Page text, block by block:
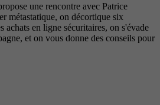
une rencontre avec Patrice
métastatique, on décortique six
achats en ligne sécuritaires, on s'évade
et on vous donne des conseils pour